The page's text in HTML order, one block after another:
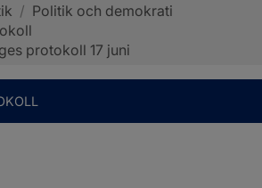
/ Politik och demokrati
protokoll 17 juni